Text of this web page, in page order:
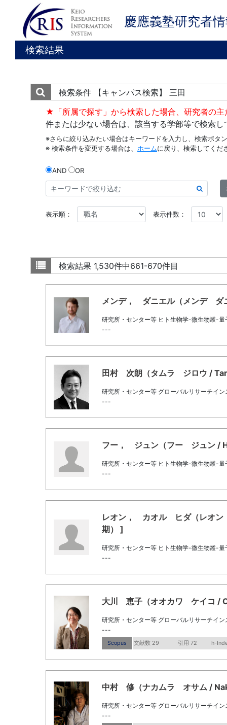
慶應義塾研究者
検索結果
検索条件
【キャンパス検索】 三田
★「所属で探す」から検索した場合、研究者の
件または少ない場合は、該当する学部等で検索し
※さらに絞り込みたい場合はキーワードを入力し、検索ボタ
※ 検索条件を変更する場合は、 ホームに戻り、検索してくだ
AND OR
表示順： 表示件数：
検索結果 1,530件中661-670件目
メンデ， ダニエル（メンデ ダ
研究所・センター等 ヒト生物学-微生物叢-量
---
田村 次朗（タムラ ジロウ /
研究所・センター等 グローバルリサーチイ
---
フー， ジュン（フー ジュン /
研究所・センター等 ヒト生物学-微生物叢-量
---
レオン， カオル ヒダ（レオ
期） ]
研究所・センター等 ヒト生物学-微生物叢-量
---
大川 恵子（オオカワ ケイコ /
研究所・センター等 グローバルリサーチイ
---
Scopus 文献数 29 引用 72 h-
中村 修（ナカムラ オサム /
研究所・センター等 グローバルリサーチイ
---